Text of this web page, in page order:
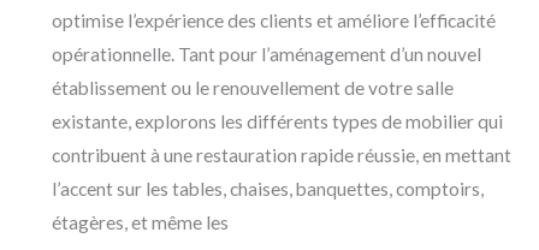
optimise l’expérience des clients et améliore l’efficacité
opérationnelle. Tant pour l’aménagement d’un nouvel
établissement ou le renouvellement de votre salle
existante, explorons les différents types de mobilier qui
contribuent à une restauration rapide réussie, en mettant
l’accent sur les tables, chaises, banquettes, comptoirs,
étagères, et même les